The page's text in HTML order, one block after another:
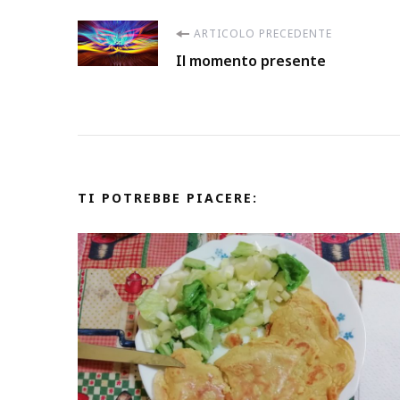
Navigazione
ARTICOLO PRECEDENTE
Il momento presente
TI POTREBBE PIACERE: